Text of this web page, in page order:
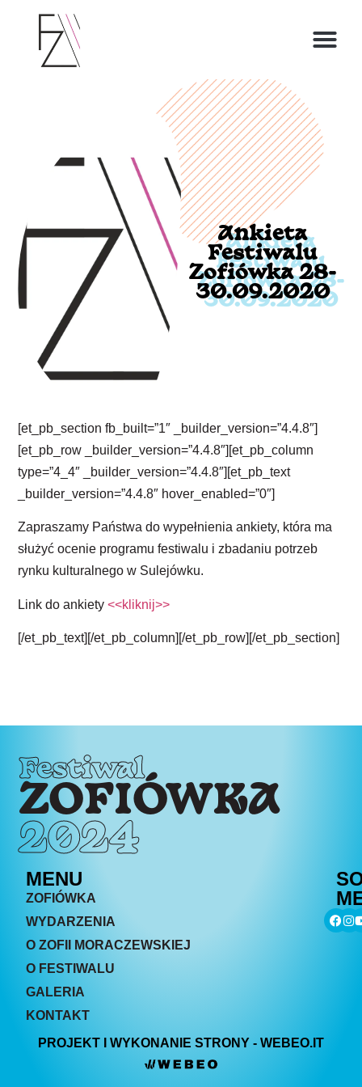
Ankieta
Festiwalu
Zofiówka 28-
30.09.2020
[et_pb_section fb_built=”1″ _builder_version=”4.4.8″]
[et_pb_row _builder_version=”4.4.8″][et_pb_column
type=”4_4″ _builder_version=”4.4.8″][et_pb_text
_builder_version=”4.4.8″ hover_enabled=”0″]
Zapraszamy Państwa do wypełnienia ankiety, która ma
służyć ocenie programu festiwalu i zbadaniu potrzeb
rynku kulturalnego w Sulejówku.
Link do ankiety<<kliknij>>
[/et_pb_text][/et_pb_column][/et_pb_row][/et_pb_section]
Festiwal
ZOFIÓWKA
2024
MENU
ZOFIÓWKA
WYDARZENIA
O ZOFII MORACZEWSKIEJ
O FESTIWALU
GALERIA
KONTAKT
PROJEKT I WYKONANIE STRONY - WEBEO.IT